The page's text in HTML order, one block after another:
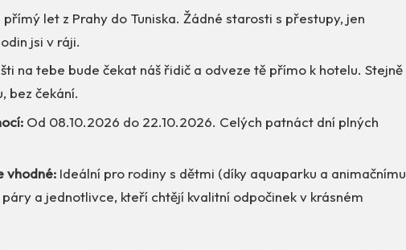
přímý let z Prahy do Tuniska. Žádné starosti s přestupy, jen
jsi v ráji.
na tebe bude čekat náš řidič a odveze tě přímo k hotelu. Stejně
bez čekání.
Od 08.10.2026 do 22.10.2026. Celých patnáct dní plných
vhodné: Ideální pro rodiny s dětmi (díky aquaparku a animačnímu
a jednotlivce, kteří chtějí kvalitní odpočinek v krásném